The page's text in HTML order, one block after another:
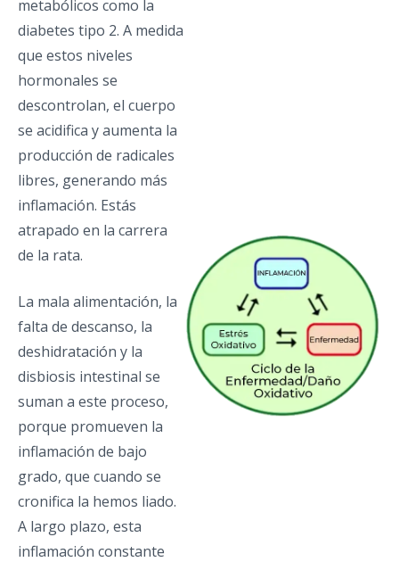
metabólicos como la
diabetes tipo 2. A medida
que estos niveles
hormonales se
descontrolan, el cuerpo
se acidifica y aumenta la
producción de radicales
libres, generando más
inflamación. Estás
atrapado en la carrera
de la rata.
La mala alimentación, la
falta de descanso, la
deshidratación y la
disbiosis intestinal se
suman a este proceso,
porque promueven la
inflamación de bajo
grado, que cuando se
cronifica la hemos liado.
A largo plazo, esta
inflamación constante